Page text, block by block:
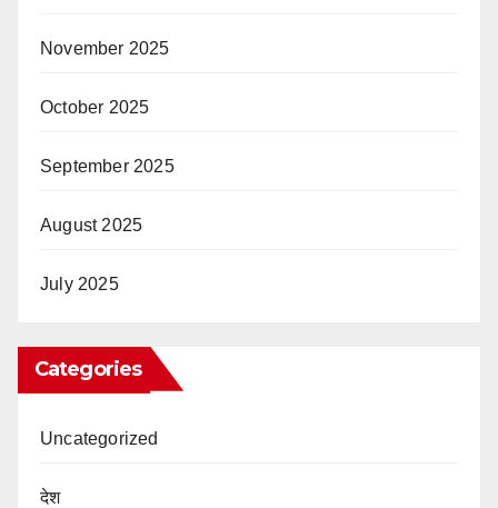
November 2025
October 2025
September 2025
August 2025
July 2025
Categories
Uncategorized
देश